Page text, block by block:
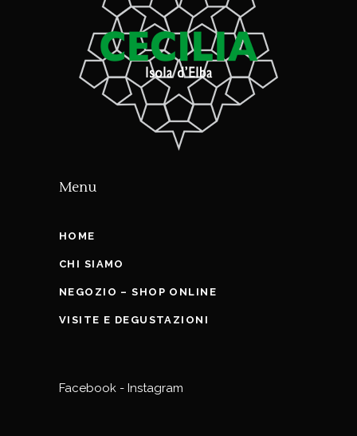
Menu
HOME
CHI SIAMO
NEGOZIO – SHOP ONLINE
VISITE E DEGUSTAZIONI
Facebook - Instagram